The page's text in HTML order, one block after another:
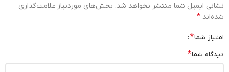
نشانی ایمیل شما منتشر نخواهد شد. بخش‌های موردنیاز علامت‌گذاری
شده‌اند *
امتیاز شما*
دیدگاه شما*